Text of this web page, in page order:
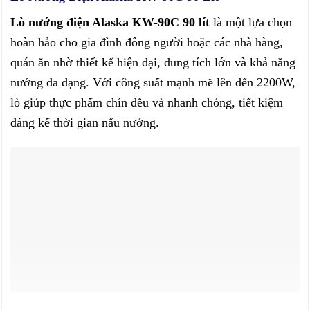
Lò nướng điện Alaska KW-90C 90 lít là một lựa chọn
hoàn hảo cho gia đình đông người hoặc các nhà hàng,
quán ăn nhờ thiết kế hiện đại, dung tích lớn và khả năng
nướng đa dạng. Với công suất mạnh mẽ lên đến 2200W,
lò giúp thực phẩm chín đều và nhanh chóng, tiết kiệm
đáng kể thời gian nấu nướng.